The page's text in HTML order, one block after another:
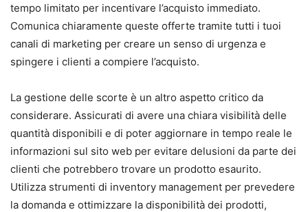
tempo limitato per incentivare l’acquisto immediato.
Comunica chiaramente queste offerte tramite tutti i tuoi
canali di marketing per creare un senso di urgenza e
spingere i clienti a compiere l’acquisto.
La gestione delle scorte è un altro aspetto critico da
considerare. Assicurati di avere una chiara visibilità delle
quantità disponibili e di poter aggiornare in tempo reale le
informazioni sul sito web per evitare delusioni da parte dei
clienti che potrebbero trovare un prodotto esaurito.
Utilizza strumenti di inventory management per prevedere
la domanda e ottimizzare la disponibilità dei prodotti,